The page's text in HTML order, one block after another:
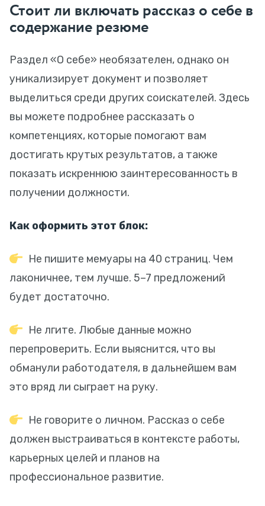
Стоит ли включать рассказ о себе в
содержание резюме
Раздел «О себе» необязателен, однако он
уникализирует документ и позволяет
выделиться среди других соискателей. Здесь
вы можете подробнее рассказать о
компетенциях, которые помогают вам
достигать крутых результатов, а также
показать искреннюю заинтересованность в
получении должности.
Как оформить этот блок:
Не пишите мемуары на 40 страниц. Чем
лаконичнее, тем лучше. 5–7 предложений
будет достаточно.
Не лгите. Любые данные можно
перепроверить. Если выяснится, что вы
обманули работодателя, в дальнейшем вам
это вряд ли сыграет на руку.
Не говорите о личном. Рассказ о себе
должен выстраиваться в контексте работы,
карьерных целей и планов на
профессиональное развитие.